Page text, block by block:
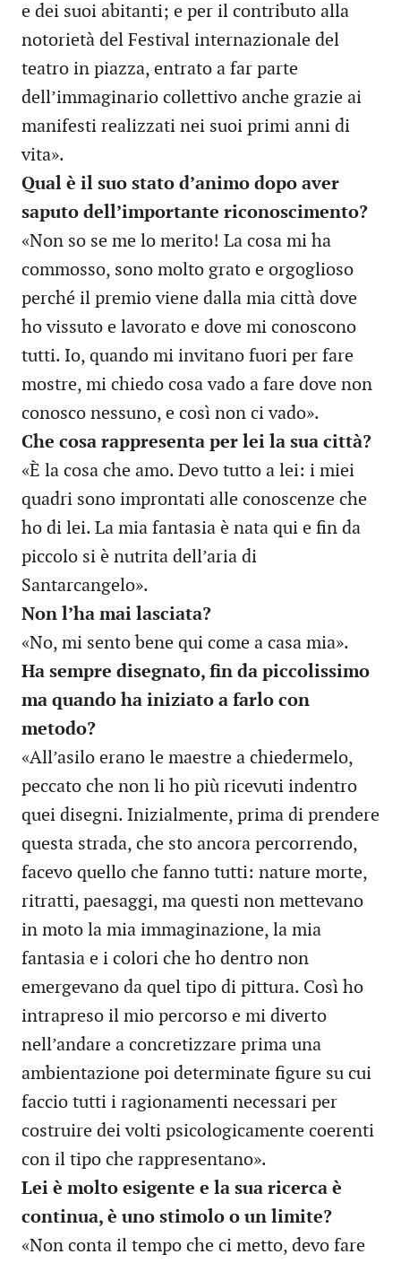
e dei suoi abitanti; e per il contributo alla
notorietà del Festival internazionale del
teatro in piazza, entrato a far parte
dell’immaginario collettivo anche grazie ai
manifesti realizzati nei suoi primi anni di
vita».
Qual è il suo stato d’animo dopo aver
saputo dell’importante riconoscimento?
«Non so se me lo merito! La cosa mi ha
commosso, sono molto grato e orgoglioso
perché il premio viene dalla mia città dove
ho vissuto e lavorato e dove mi conoscono
tutti. Io, quando mi invitano fuori per fare
mostre, mi chiedo cosa vado a fare dove non
conosco nessuno, e così non ci vado».
Che cosa rappresenta per lei la sua città?
«È la cosa che amo. Devo tutto a lei: i miei
quadri sono improntati alle conoscenze che
ho di lei. La mia fantasia è nata qui e fin da
piccolo si è nutrita dell’aria di
Santarcangelo».
Non l’ha mai lasciata?
«No, mi sento bene qui come a casa mia».
Ha sempre disegnato, fin da piccolissimo
ma quando ha iniziato a farlo con
metodo?
«All’asilo erano le maestre a chiedermelo,
peccato che non li ho più ricevuti indentro
quei disegni. Inizialmente, prima di prendere
questa strada, che sto ancora percorrendo,
facevo quello che fanno tutti: nature morte,
ritratti, paesaggi, ma questi non mettevano
in moto la mia immaginazione, la mia
fantasia e i colori che ho dentro non
emergevano da quel tipo di pittura. Così ho
intrapreso il mio percorso e mi diverto
nell’andare a concretizzare prima una
ambientazione poi determinate figure su cui
faccio tutti i ragionamenti necessari per
costruire dei volti psicologicamente coerenti
con il tipo che rappresentano».
Lei è molto esigente e la sua ricerca è
continua, è uno stimolo o un limite?
«Non conta il tempo che ci metto, devo fare